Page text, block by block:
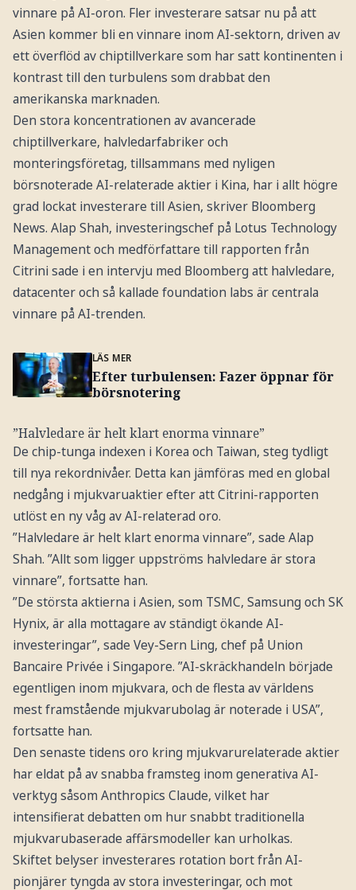
vinnare på AI-oron. Fler investerare satsar nu på att
Asien kommer bli en vinnare inom AI-sektorn, driven av
ett överflöd av chiptillverkare som har satt kontinenten i
kontrast till den turbulens som drabbat den
amerikanska marknaden.
Den stora koncentrationen av avancerade
chiptillverkare, halvledarfabriker och
monteringsföretag, tillsammans med nyligen
börsnoterade AI-relaterade aktier i Kina, har i allt högre
grad lockat investerare till Asien, skriver Bloomberg
News. Alap Shah, investeringschef på Lotus Technology
Management och medförfattare till rapporten från
Citrini sade i en intervju med Bloomberg att halvledare,
datacenter och så kallade foundation labs är centrala
vinnare på AI-trenden.
LÄS MER
Efter turbulensen: Fazer öppnar för
börsnotering
”Halvledare är helt klart enorma vinnare”
De chip-tunga indexen i Korea och Taiwan, steg tydligt
till nya rekordnivåer. Detta kan jämföras med en global
nedgång i mjukvaruaktier efter att Citrini-rapporten
utlöst en ny våg av AI-relaterad oro.
”Halvledare är helt klart enorma vinnare”, sade Alap
Shah. ”Allt som ligger uppströms halvledare är stora
vinnare”, fortsatte han.
”De största aktierna i Asien, som TSMC, Samsung och SK
Hynix, är alla mottagare av ständigt ökande AI-
investeringar”, sade Vey-Sern Ling, chef på Union
Bancaire Privée i Singapore. ”AI-skräckhandeln började
egentligen inom mjukvara, och de flesta av världens
mest framstående mjukvarubolag är noterade i USA”,
fortsatte han.
Den senaste tidens oro kring mjukvarurelaterade aktier
har eldat på av snabba framsteg inom generativa AI-
verktyg såsom Anthropics Claude, vilket har
intensifierat debatten om hur snabbt traditionella
mjukvarubaserade affärsmodeller kan urholkas.
Skiftet belyser investerares rotation bort från AI-
pionjärer tyngda av stora investeringar, och mot